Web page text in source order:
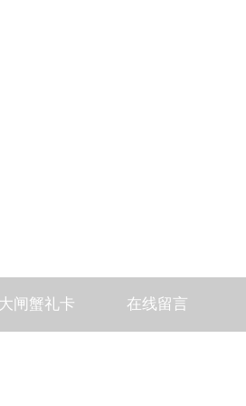
大闸蟹礼卡 在线留言